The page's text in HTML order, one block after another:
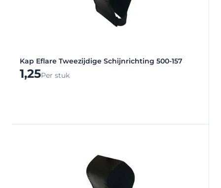
Kap Eflare Tweezijdige Schijnrichting 500-157
1,25Per stuk